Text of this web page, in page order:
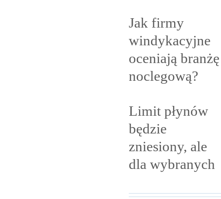
Jak firmy
windykacyjne
oceniają branżę
noclegową?
Limit płynów
będzie
zniesiony, ale
dla wybranych